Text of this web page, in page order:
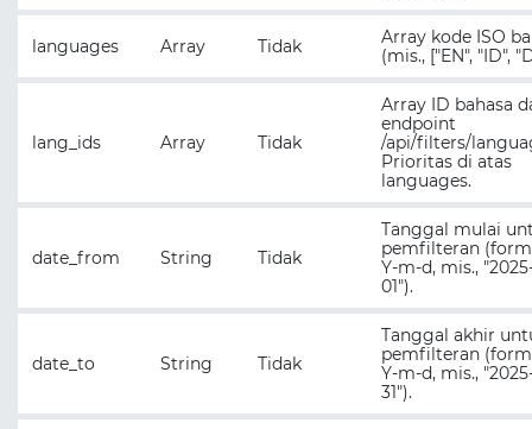
languages Array Tidak
Array kode ISO
(mis., ["EN", "ID",
lang_ids Array Tidak
Array ID bahasa
endpoint
/api/filters/
Prioritas di atas
languages.
date_from String Tidak
Tanggal mulai
pemfilteran
Y-m-d, mis.,
01").
date_to String Tidak
Tanggal akhir
pemfilteran
Y-m-d, mis.,
31").